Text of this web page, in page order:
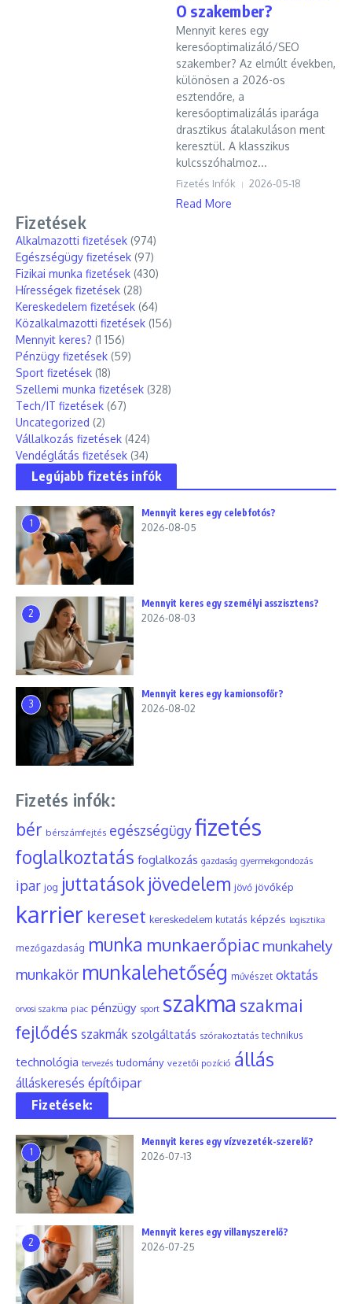
O szakember?
Mennyit keres egy
keresőoptimalizáló/SEO
szakember? Az elmúlt években,
különösen a 2026-os
esztendőre, a
keresőoptimalizálás iparága
drasztikus átalakuláson ment
keresztül. A klasszikus
kulcsszóhalmoz...
Fizetés Infók 2026-05-18
Read More
Fizetések
Alkalmazotti fizetések (974)
Egészségügy fizetések (97)
Fizikai munka fizetések (430)
Hírességek fizetések (28)
Kereskedelem fizetések (64)
Közalkalmazotti fizetések (156)
Mennyit keres? (1 156)
Pénzügy fizetések (59)
Sport fizetések (18)
Szellemi munka fizetések (328)
Tech/IT fizetések (67)
Uncategorized (2)
Vállalkozás fizetések (424)
Vendéglátás fizetések (34)
Legújabb fizetés infók
1
Mennyit keres egy celebfotós?
2026-08-05
2
Mennyit keres egy személyi asszisztens?
2026-08-03
3
Mennyit keres egy kamionsofőr?
2026-08-02
Fizetés infók:
bér bérszámfejtés egészségügyfizetés
foglalkoztatás foglalkozás gazdaság gyermekgondozás
ipar jog juttatások jövedelem jövő jövőkép
karrier kereset kereskedelem kutatás képzés logisztika
mezőgazdaság munka munkaerőpiac munkahely
munkakör munkalehetőség művészet oktatás
orvosi szakma piac pénzügy sport szakma szakmai
fejlődés szakmák szolgáltatás szórakoztatás technikus
technológia tervezés tudomány vezetői pozíció állás
álláskeresés építőipar
Fizetések:
1
Mennyit keres egy vízvezeték-szerelő?
2026-07-13
2
Mennyit keres egy villanyszerelő?
2026-07-25